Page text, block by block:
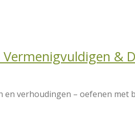
&
verhoudingen – oefenen met